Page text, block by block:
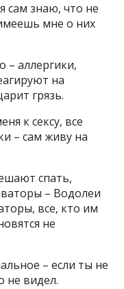
сам знаю, что не
мне о них
– аллергики,
на
грязь.
к сексу, все
– сам живу на
спать,
– Водолеи
все, кто им
не
– если ты не
не видел.